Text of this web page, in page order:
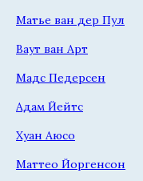
Матье ван дер Пул
Ваут ван Арт
Мадс Педерсен
Адам Йейтс
Хуан Аюсо
Маттео Йоргенсон